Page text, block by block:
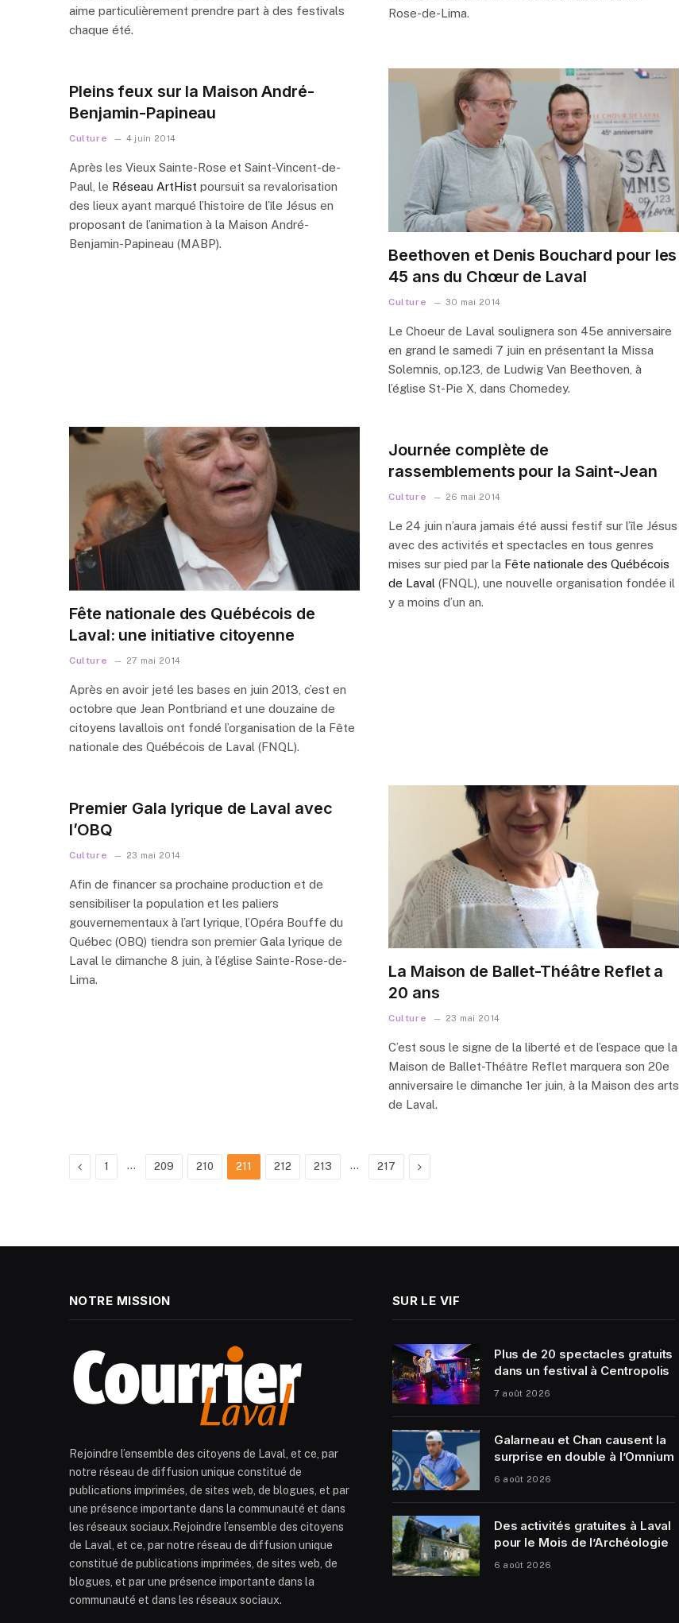
aime particulièrement prendre part à des festivals
chaque été.
Rose-de-Lima.
Pleins feux sur la Maison André-
Benjamin-Papineau
Culture 4 juin 2014
Après les Vieux Sainte-Rose et Saint-Vincent-de-
Paul, le Réseau ArtHist poursuit sa revalorisation
des lieux ayant marqué l’histoire de l’île Jésus en
proposant de l’animation à la Maison André-
Benjamin-Papineau (MABP).
Beethoven et Denis Bouchard pour les
45 ans du Chœur de Laval
Culture 30 mai 2014
Le Choeur de Laval soulignera son 45e anniversaire
en grand le samedi 7 juin en présentant la Missa
Solemnis, op.123, de Ludwig Van Beethoven, à
l’église St-Pie X, dans Chomedey.
Fête nationale des Québécois de
Laval: une initiative citoyenne
Culture 27 mai 2014
Après en avoir jeté les bases en juin 2013, c’est en
octobre que Jean Pontbriand et une douzaine de
citoyens lavallois ont fondé l’organisation de la Fête
nationale des Québécois de Laval (FNQL).
Journée complète de
rassemblements pour la Saint-Jean
Culture 26 mai 2014
Le 24 juin n’aura jamais été aussi festif sur l’île Jésus
avec des activités et spectacles en tous genres
mises sur pied par la Fête nationale des Québécois
de Laval (FNQL), une nouvelle organisation fondée il
y a moins d’un an.
Premier Gala lyrique de Laval avec
l’OBQ
Culture 23 mai 2014
Afin de financer sa prochaine production et de
sensibiliser la population et les paliers
gouvernementaux à l’art lyrique, l’Opéra Bouffe du
Québec (OBQ) tiendra son premier Gala lyrique de
Laval le dimanche 8 juin, à l’église Sainte-Rose-de-
Lima.
La Maison de Ballet-Théâtre Reflet a
20 ans
Culture 23 mai 2014
C’est sous le signe de la liberté et de l’espace que la
Maison de Ballet-Théâtre Reflet marquera son 20e
anniversaire le dimanche 1er juin, à la Maison des arts
de Laval.
Previous
1 … 209 210 211 212 213 … 217 Next
NOTRE MISSION
Rejoindre l’ensemble des citoyens de Laval, et ce, par
notre réseau de diffusion unique constitué de
publications imprimées, de sites web, de blogues, et par
une présence importante dans la communauté et dans
les réseaux sociaux.Rejoindre l’ensemble des citoyens
de Laval, et ce, par notre réseau de diffusion unique
constitué de publications imprimées, de sites web, de
blogues, et par une présence importante dans la
communauté et dans les réseaux sociaux.
SUR LE VIF
Plus de 20 spectacles gratuits
dans un festival à Centropolis
7 août 2026
Galarneau et Chan causent la
surprise en double à l’Omnium
6 août 2026
Des activités gratuites à Laval
pour le Mois de l’Archéologie
6 août 2026